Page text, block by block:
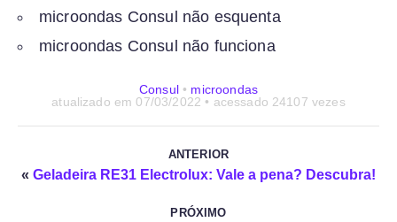
microondas Consul não esquenta
microondas Consul não funciona
Consul• microondas
atualizado em 07/03/2022 • acessado 24107 vezes
ANTERIOR
« Geladeira RE31 Electrolux: Vale a pena? Descubra!
PRÓXIMO